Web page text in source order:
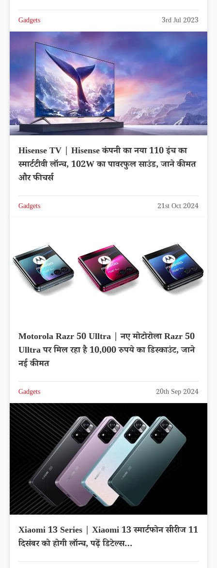
Gadgets 3rd Jul 2023
Hisense TV | Hisense कंपनी का नया 110 इंच का
स्मार्टटीवी लॉन्च, 102W का पावरफुल साउंड, जाने कीमत
और फीचर्स
Gadgets 21st Oct 2024
Motorola Razr 50 Ulltra | नए मोटोरोला Razr 50
Ulltra पर मिल रहा है 10,000 रुपये का डिस्काउंट, जाने
नई कीमत
Gadgets 20th Sep 2024
Xiaomi 13 Series | Xiaomi 13 स्मार्टफोन सीरीज 11
दिसंबर को होगी लॉन्च, पढ़ें डिटेल्स…